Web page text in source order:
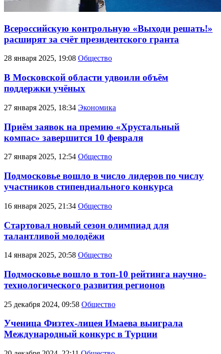
Всероссийскую контрольную «Выходи решать!»
расширят за счёт президентского гранта
28 января 2025, 19:08 Общество
В Московской области удвоили объём
поддержки учёных
27 января 2025, 18:34 Экономика
Приём заявок на премию «Хрустальный
компас» завершится 10 февраля
27 января 2025, 12:54 Общество
Подмосковье вошло в число лидеров по числу
участников стипендиального конкурса
16 января 2025, 21:34 Общество
Стартовал новый сезон олимпиад для
талантливой молодёжи
14 января 2025, 20:58 Общество
Подмосковье вошло в топ-10 рейтинга научно-
технологического развития регионов
25 декабря 2024, 09:58 Общество
Ученица Физтех-лицея Имаева выиграла
Международный конкурс в Турции